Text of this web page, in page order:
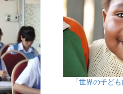
「世界の子ど